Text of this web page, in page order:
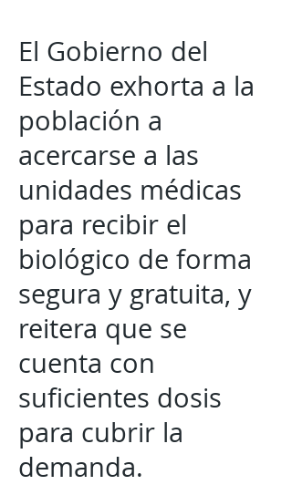
El Gobierno del
Estado exhorta a la
población a
acercarse a las
unidades médicas
para recibir el
biológico de forma
segura y gratuita, y
reitera que se
cuenta con
suficientes dosis
para cubrir la
demanda.